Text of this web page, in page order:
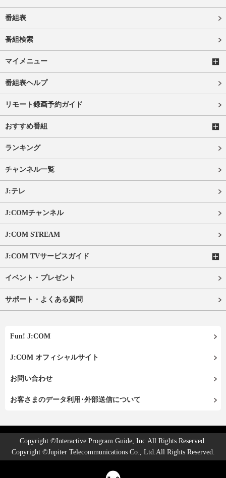
番組表
番組検索
マイメニュー
番組表ヘルプ
リモート録画予約ガイド
おすすめ番組
ランキング
チャンネル一覧
J:テレ
J:COMチャンネル
J:COM STREAM
J:COM TVサービスガイド
イベント・プレゼント
サポート・よくある質問
Fun! J:COM
J:COM オフィシャルサイト
お問い合わせ
お客さまのデータ利用･外部送信について
Copyright ©Interactive Program Guide, Inc.All Rights Reserved.
Copyright ©Jupiter Telecommunications Co., Ltd.All Rights Reserved.